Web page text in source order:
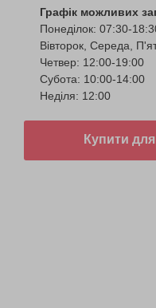
Графік можливих
Понеділок: 07:30-
Вівторок, Середа,
Четвер: 12:00-19:00
Субота: 10:00-14:00
Неділя: 12:00
Купити